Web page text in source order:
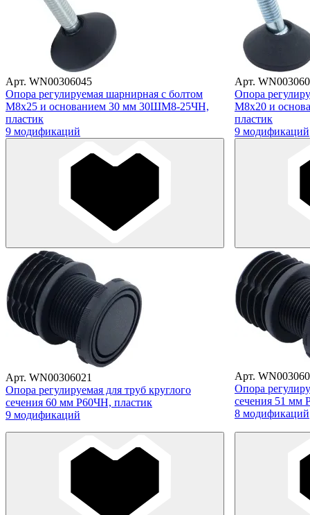
Арт. WN00306045
Опора регулируемая шарнирная с болтом
М8х25 и основанием 30 мм 30ШМ8-25ЧН,
пластик
9 модификаций
Арт.
Опора
М8х20 и
пластик
9 модификаций
Арт. WN00306021
Опора регулируемая для труб круглого
сечения 60 мм Р60ЧН, пластик
9 модификаций
Арт.
Опора
сечения 51 мм
8 модификаций